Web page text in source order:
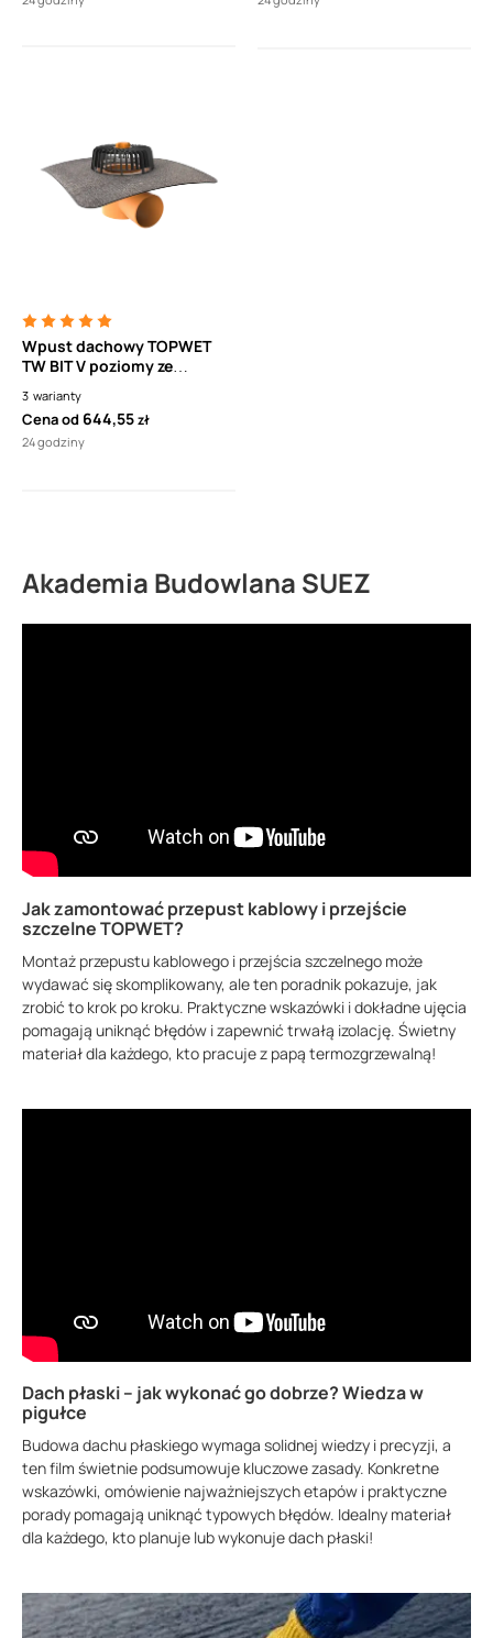
Wpust dachowy TOPWET
TW BIT V poziomy ze
bitumicznym
3 warianty
Cena od 644,55zł
24 godziny
Akademia Budowlana SUEZ
Jak zamontować przepust kablowy i przejście
szczelne TOPWET?
Montaż przepustu kablowego i przejścia szczelnego może
wydawać się skomplikowany, ale ten poradnik pokazuje, jak
zrobić to krok po kroku. Praktyczne wskazówki i dokładne ujęcia
pomagają uniknąć błędów i zapewnić trwałą izolację. Świetny
materiał dla każdego, kto pracuje z papą termozgrzewalną!
Dach płaski – jak wykonać go dobrze? Wiedza w
pigułce
Budowa dachu płaskiego wymaga solidnej wiedzy i precyzji, a
ten film świetnie podsumowuje kluczowe zasady. Konkretne
wskazówki, omówienie najważniejszych etapów i praktyczne
porady pomagają uniknąć typowych błędów. Idealny materiał
dla każdego, kto planuje lub wykonuje dach płaski!